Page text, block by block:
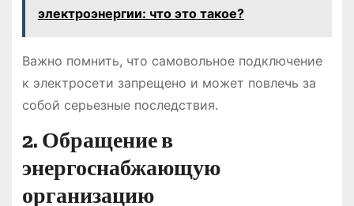
электроэнергии: что это такое?
Важно помнить, что самовольное подключение
к электросети запрещено и может повлечь за
собой серьезные последствия.
2. Обращение в
энергоснабжающую
организацию